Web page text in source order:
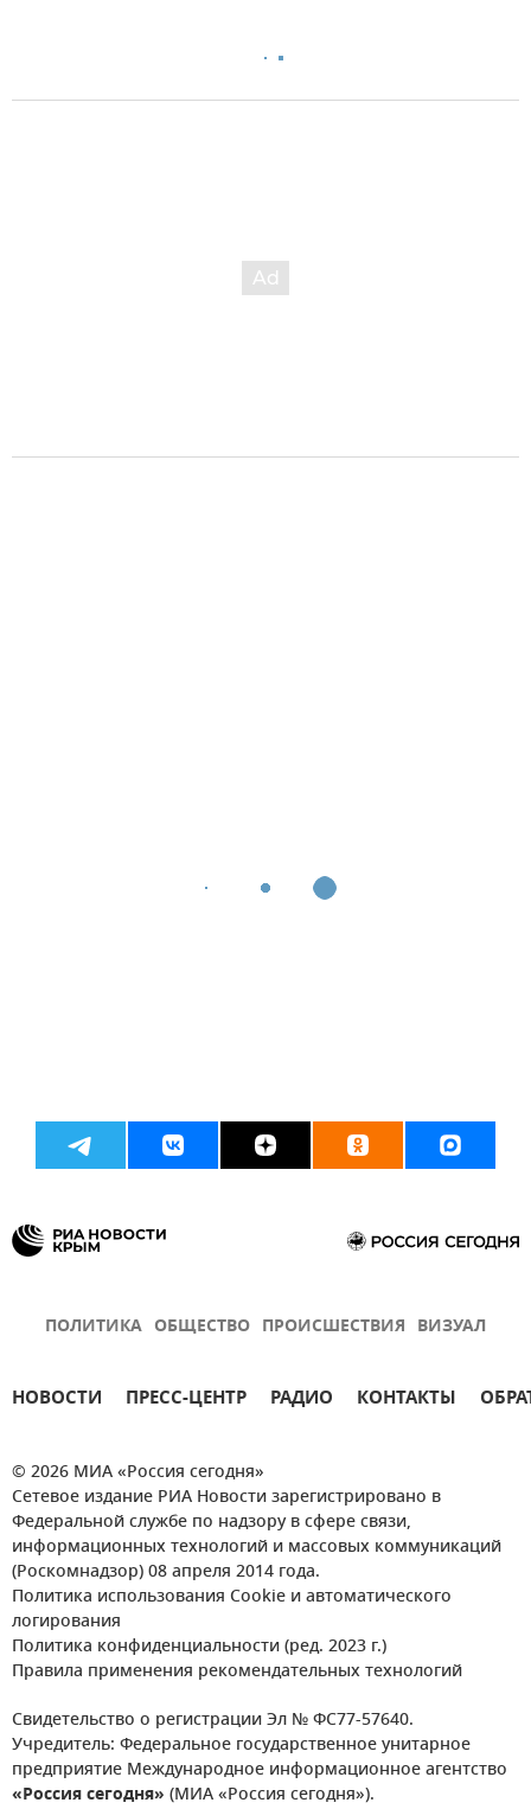
ПОЛИТИКА ОБЩЕСТВО ПРОИСШЕСТВИЯ ВИЗУАЛ
НОВОСТИ ПРЕСС-ЦЕНТР РАДИО КОНТАКТЫ
© 2026 МИА «Россия сегодня»
Сетевое издание РИА Новости зарегистрировано в
Федеральной службе по надзору в сфере связи,
информационных технологий и массовых коммуникаций
(Роскомнадзор) 08 апреля 2014 года.
Политика использования Cookie и автоматического
логирования
Политика конфиденциальности (ред. 2023 г.)
Правила применения рекомендательных технологий
Свидетельство о регистрации Эл № ФС77-57640.
Учредитель: Федеральное государственное унитарное
предприятие Международное информационное агентство
«Россия сегодня» (МИА «Россия сегодня»).